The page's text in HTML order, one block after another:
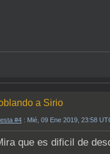
a Sirio
#4 : Mié, 09 Ene 2019, 23:58
que es dificil de